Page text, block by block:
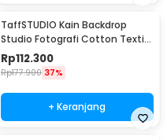
TaffSTUDIO Kain Backdrop
Studio Fotografi Cotton Textile
Muslin Cloth 300x300cm - B29
Rp112.300
Rp177.900 37%
+ Keranjang